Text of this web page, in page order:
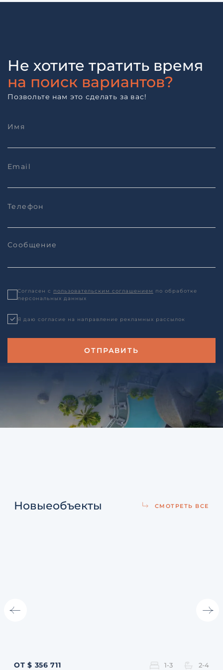
Не хотите тратить время
на поиск вариантов?
Позвольте нам это сделать за вас!
Согласен с пользовательским соглашением по обработке
персональных данных
Я даю согласие на направление рекламных рассылок
Новыеобъекты СМОТРЕТЬ ВСЕ
ОТ $ 356 711 1-3 2-4